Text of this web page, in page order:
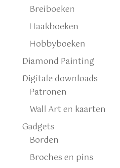
Breiboeken
Haakboeken
Hobbyboeken
Diamond Painting
Digitale downloads
Patronen
Wall Art en kaarten
Gadgets
Borden
Broches en pins